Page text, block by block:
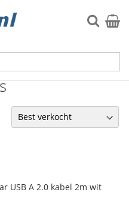
Zoek
USB A 2.0 kabel 2m wit